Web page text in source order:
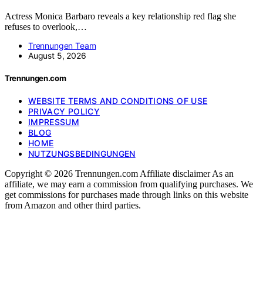
Actress Monica Barbaro reveals a key relationship red flag she
refuses to overlook,…
Trennungen Team
August 5, 2026
Trennungen.com
WEBSITE TERMS AND CONDITIONS OF USE
PRIVACY POLICY
IMPRESSUM
BLOG
HOME
NUTZUNGSBEDINGUNGEN
Copyright © 2026 Trennungen.com Affiliate disclaimer As an
affiliate, we may earn a commission from qualifying purchases. We
get commissions for purchases made through links on this website
from Amazon and other third parties.